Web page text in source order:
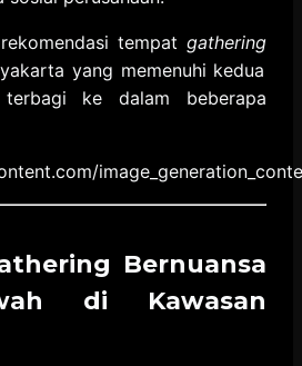
tempat gathering
yang memenuhi kedua
ke dalam beberapa
com/
Bernuansa
di Kawasan